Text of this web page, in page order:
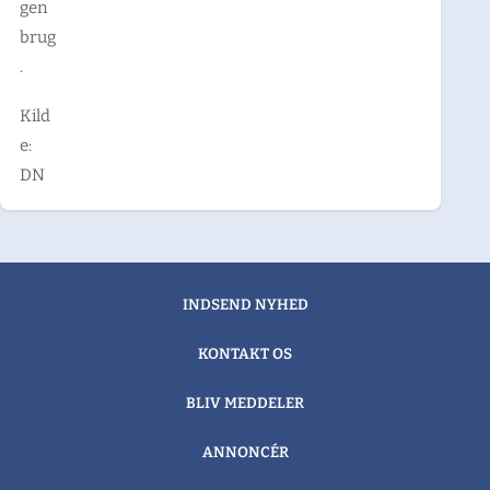
gen
brug
.
Kild
e:
DN
INDSEND NYHED
KONTAKT OS
BLIV MEDDELER
ANNONCÉR